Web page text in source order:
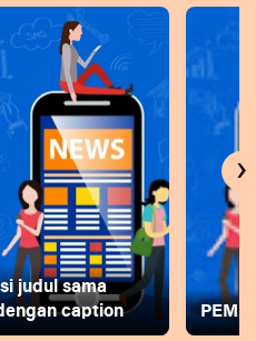
judul sama
caption
›